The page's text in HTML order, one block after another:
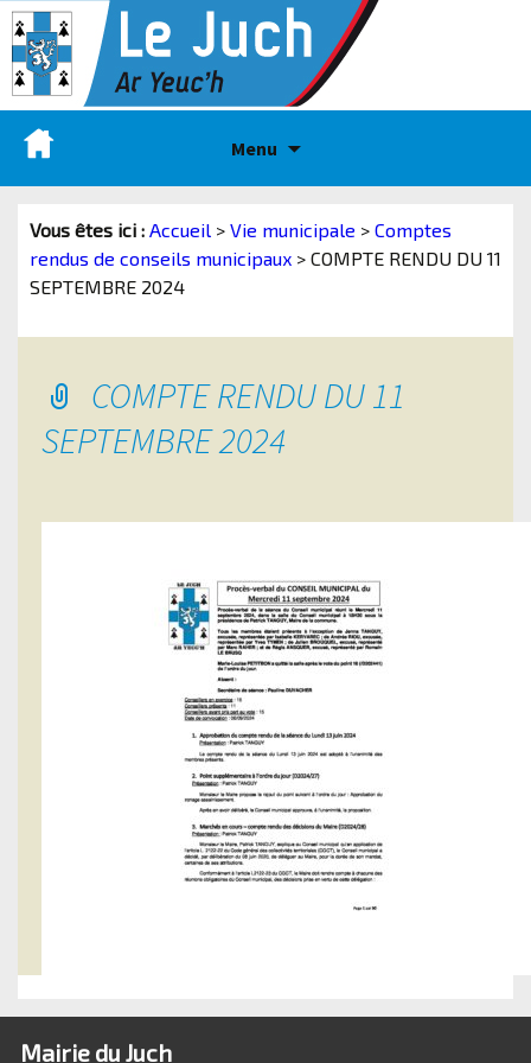
Menu
Vous êtes ici : Accueil > Vie municipale > Comptes
rendus de conseils municipaux > COMPTE RENDU DU 11
SEPTEMBRE 2024
COMPTE RENDU DU 11
SEPTEMBRE 2024
Mairie du Juch